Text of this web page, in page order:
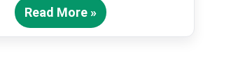
Read More »